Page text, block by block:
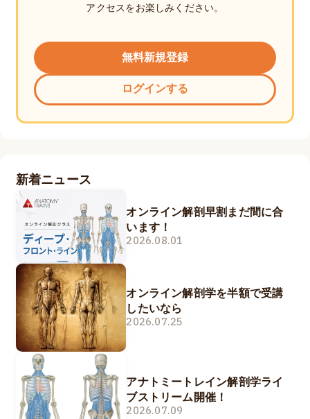
アクセスをお楽しみください。
無料新規登録
ログインする
新着ニュース
オンライン解剖早割まだ間に合
います！
2026.08.01
オンライン解剖学を半額で受講
したいなら
2026.07.25
アナトミートレイン解剖学ライ
ブストリーム開催！
2026.07.09